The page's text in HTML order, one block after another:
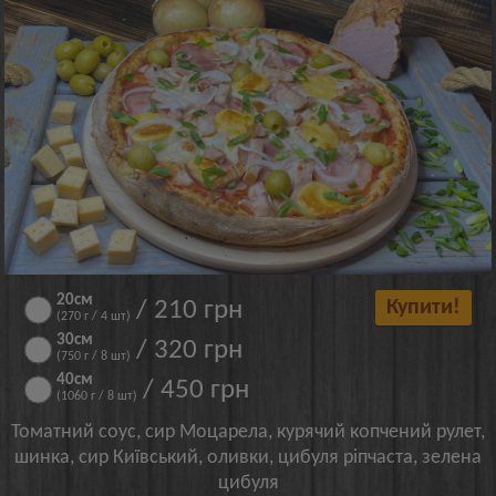
20см
(270 г / 4 шт) / 210 грн
30cм
(750 г / 8 шт) / 320 грн
40см
(1060 г / 8 шт) / 450 грн
Купити!
Томатний соус, сир Моцарела, курячий копчений рулет,
шинка, сир Київський, оливки, цибуля ріпчаста, зелена
цибуля